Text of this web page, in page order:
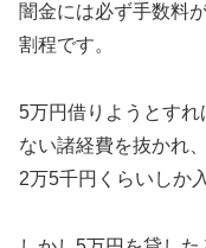
闇金には必ず手数料
割程です。
5万円借りようとす
ない諸経費を抜かれ、
2万5千円くらいしか